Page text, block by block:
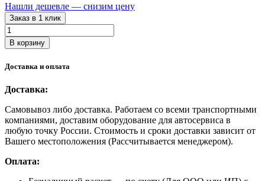
Нашли дешевле — снизим цену
Заказ в 1 клик
Количество
товара
IC
AM
Винтовой
В корзину
Доставка и оплата
Доставка:
Самовывоз либо доставка. Работаем со всеми транспортными
компаниями, доставим оборудование для автосервиса в
любую точку России. Стоимость и сроки доставки зависит от
Вашего местоположения (Рассчитывается менеджером).
Оплата: